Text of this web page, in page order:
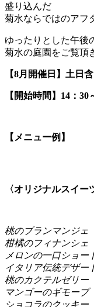
盛り込んだ
菊水ならではのアフ
ゆったりとした午後
菊水の庭園をご覧頂
【8月開催日】土日
【開始時間】14：30
【メニュー例】
〈オリジナルスイー
桃のブランマンジェ
柑橘のフィナンシェ
メロンの一口ショー
イタリア伝統デザー
桃のカクテルゼリー
マンゴーのギモーブ
ショコラのクッキー